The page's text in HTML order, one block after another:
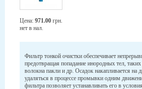
Цена: 971.00грн.
нет в нал.
Фильтр тонкой очистки обеспечивает
предотвращая попадание инородных тел,
волокна пакли и др. Осадок накапливается на
удаляться в процессе промывки одним
фильтра позволяет устанавливать его в